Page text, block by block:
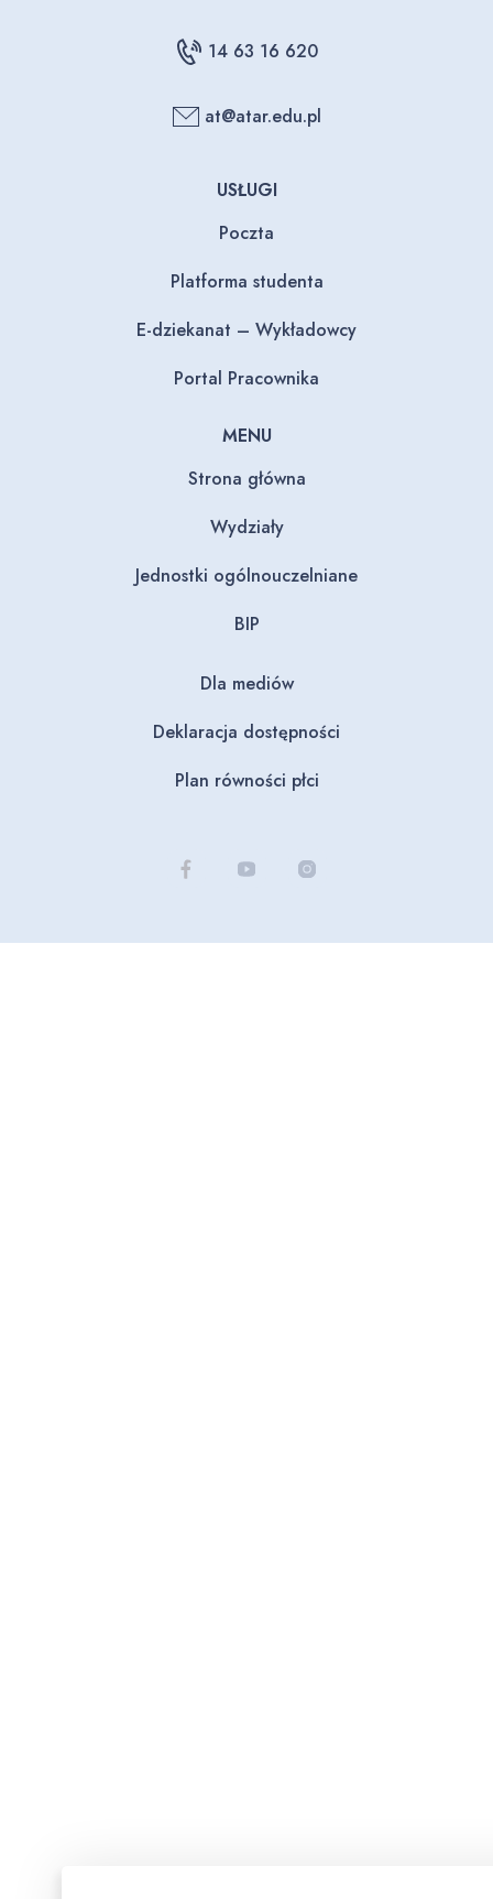
14 63 16 620
at@atar.edu.pl
USŁUGI
Poczta
Platforma studenta
E-dziekanat – Wykładowcy
Portal Pracownika
MENU
Strona główna
Wydziały
Jednostki ogólnouczelniane
BIP
Dla mediów
Deklaracja dostępności
Plan równości płci